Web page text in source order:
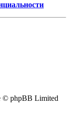
© phpBB Limited